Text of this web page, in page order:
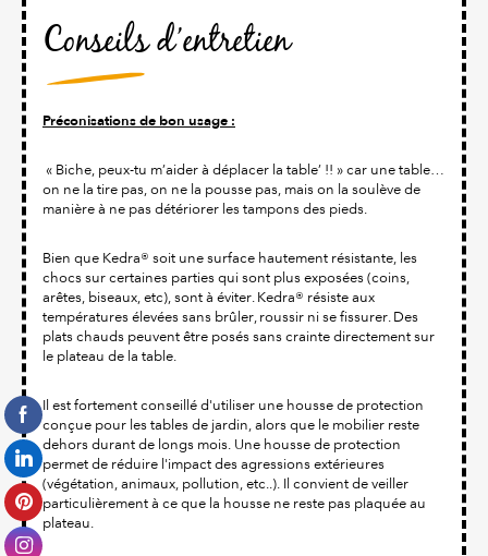
Conseils d’entretien
Préconisations de bon usage :
« Biche, peux-tu m’aider à déplacer la table’ !! » car une table…
on ne la tire pas, on ne la pousse pas, mais on la soulève de
manière à ne pas détériorer les tampons des pieds.
Bien que Kedra® soit une surface hautement résistante, les
chocs sur certaines parties qui sont plus exposées (coins,
arêtes, biseaux, etc), sont à éviter. Kedra® résiste aux
températures élevées sans brûler, roussir ni se fissurer. Des
plats chauds peuvent être posés sans crainte directement sur
le plateau de la table.
Il est fortement conseillé d'utiliser une housse de protection
conçue pour les tables de jardin, alors que le mobilier reste
dehors durant de longs mois. Une housse de protection
permet de réduire l'impact des agressions extérieures
(végétation, animaux, pollution, etc..). Il convient de veiller
particulièrement à ce que la housse ne reste pas plaquée au
plateau.